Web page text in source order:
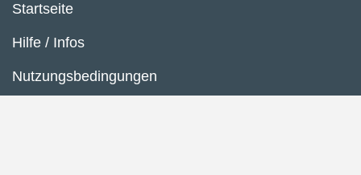
Startseite
Hilfe / Infos
Nutzungsbedingungen